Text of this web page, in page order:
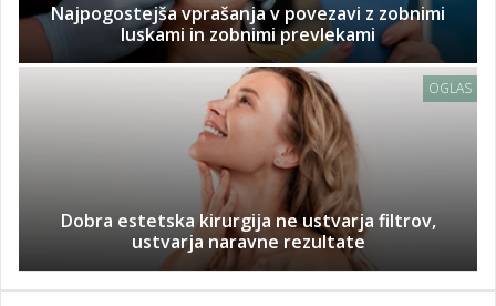
Najpogostejša vprašanja v povezavi z zobnimi
luskami in zobnimi prevlekami
OGLAS
Dobra estetska kirurgija ne ustvarja filtrov,
ustvarja naravne rezultate